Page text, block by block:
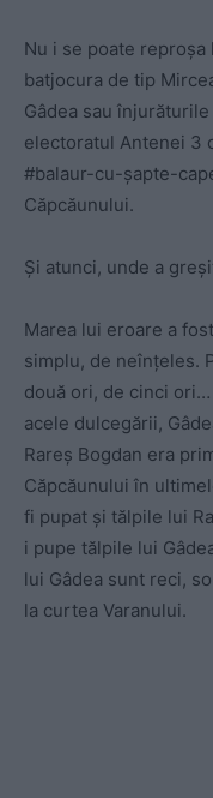
Nu i se poate reproșa
batjocura de tip
Gâdea sau
electoratul Antenei 3
#balaur-cu-șapte-
Căpcăunului.
Și atunci, unde a
Marea lui eroare a
simplu, de neînțeles.
două ori, de cinci
acele dulcegării,
Rareș Bogdan era
Căpcăunului în
fi pupat și tălpile lui
i pupe tălpile lui
lui Gâdea sunt reci,
la curtea Varanului.